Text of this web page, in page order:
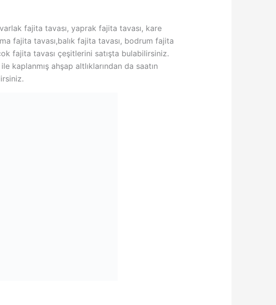
fajita tavası, yaprak fajita tavası, kare
fajita tavası,balık fajita tavası, bodrum fajita
fajita tavası çeşitlerini satışta bulabilirsiniz.
kaplanmış ahşap altlıklarından da saatın